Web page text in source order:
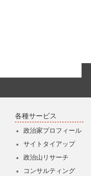
各種サービス
政治家プロフィール
サイトタイアップ
政治山リサーチ
コンサルティング